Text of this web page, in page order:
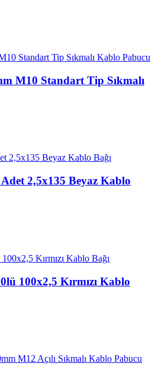
M10 Standart Tip Sıkmalı
2,5x135 Beyaz Kablo
100x2,5 Kırmızı Kablo